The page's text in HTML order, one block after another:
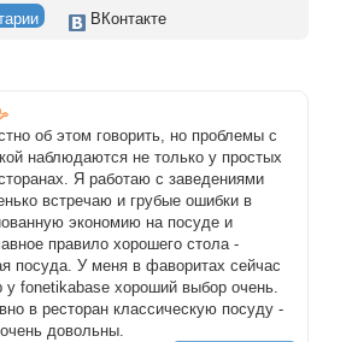
ВКонтакте
об этом говорить, но проблемы с
наблюдаются не только у простых
Я работаю с заведениями
встречаю и грубые ошибки в
экономию на посуде и
правило хорошего стола -
посуда. У меня в фаворитах сейчас
у fonetikabase хороший выбор очень.
в ресторан классическую посуду -
довольны.